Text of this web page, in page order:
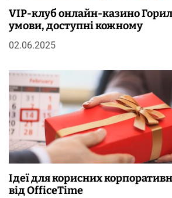
VIP-клуб онлайн-казино
умови, доступні кожному
02.06.2025
Ідеї для корисних
від OfficeTime